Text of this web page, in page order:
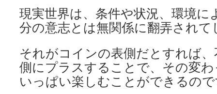
現実世界は、条件や状況、環境に
分の意志とは無関係に翻弄され
それがコインの表側だとすれば
側にプラスすることで、その変
いっぱい楽しむことができるの